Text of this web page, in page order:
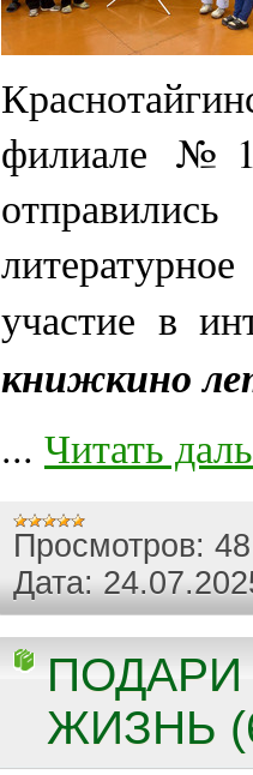
филиале
участие в
книжкино
... Читать
Просмотров: 48
Дата:
ПОДАРИ
ЖИЗНЬ